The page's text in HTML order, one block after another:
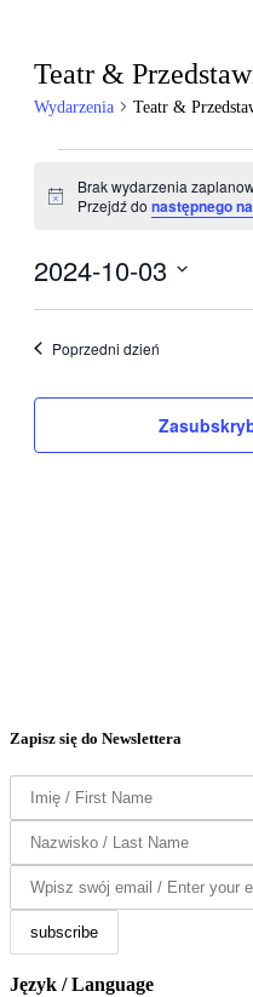
Teatr &
Wydarzenia Teatr &
for
października,
Powiadomienie
Brak wydarzenia
Przejdź do następnego
2024-10-03
Poprzedni dzień
Zapisz się do Newslettera
Język / Language